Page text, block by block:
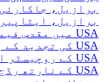
برازیل،
برازیل،
USA میں مقدس فیملی پناہ گاہ کو پیغامات
USA کی تجدید کے بچوں کو پیغامات
USA کے روچیسٹر این وائی میں جان لیری کو پیغامات
USA کے نارتھ رڈج وِل میں مورین سویینی- کائل کو پیغامات